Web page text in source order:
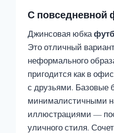
С повседневной
Джинсовая юбка
Это отличный
неформального
пригодится как в
с друзьями. Базовые
минималистичными
иллюстрациями —
уличного стиля.